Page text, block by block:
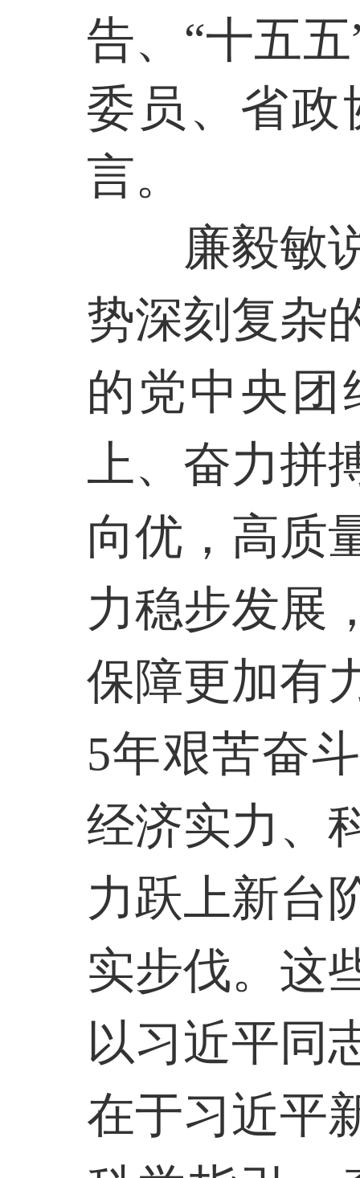
告、“十五
委员、省政
言。
廉毅敏
势深刻复杂
的党中央
上、奋力拼
向优，高质
力稳步发展
保障更加有
5年艰苦奋
经济实力、
力跃上新台
实步伐。这
以习近平同
在于习近平